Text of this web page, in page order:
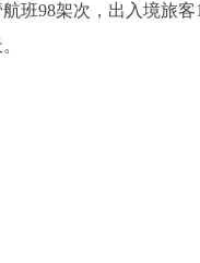
班98架次，出入境旅